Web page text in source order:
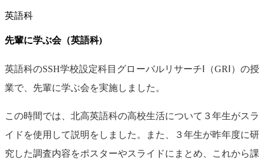
英語科
先輩に学ぶ会（英語科)
英語科のSSH学校設定科目グローバルリサーチⅠ（GR Ⅰ）の授
業で、先輩に学ぶ会を実施しました。
この時間では、北高英語科の高校生活について３年生がスラ
イドを使用して説明をしました。また、３年生が昨年度に研
究した調査内容をポスターやスライドにまとめ、これから課